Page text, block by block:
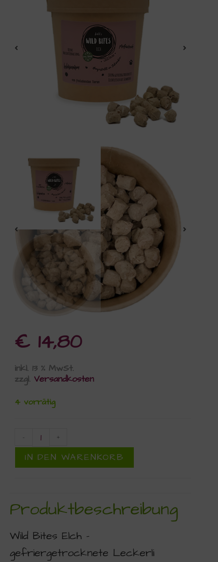
€ 14,80
inkl. 13 % MwSt.
zzgl. Versandkosten
4 vorrätig
- +
IN DEN WARENKORB
Produktbeschreibung
Wild Bites Elch –
gefriergetrocknete Leckerli